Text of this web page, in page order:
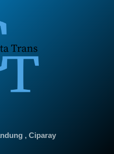
, Ciparay